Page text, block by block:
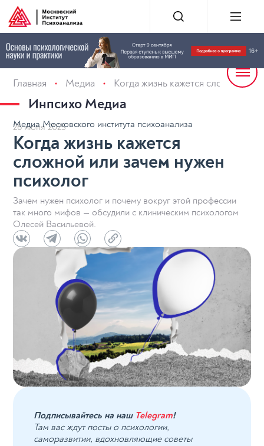
Главная Медиа Когда жизнь кажется сложной
Инпсихо Медиа
Медиа Московского института психоанализа
26 июня 2025
Когда жизнь кажется
сложной или зачем нужен
психолог
Зачем нужен психолог и почему вокруг этой профессии
так много мифов — обсудили с клиническим психологом
Олесей Васильевой.
Подписывайтесь на наш Telegram!
Там вас ждут посты о психологии,
саморазвитии, вдохновляющие советы